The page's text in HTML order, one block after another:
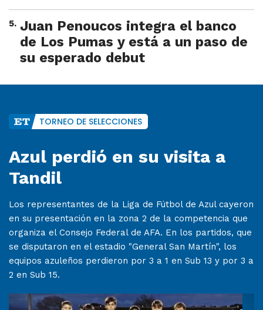
5. Juan Penoucos integra el banco
de Los Pumas y está a un paso de
su esperado debut
TORNEO DE SELECCIONES
Azul perdió en su visita a
Tandil
Los representantes de la Liga de Fútbol de Azul cayeron
en su presentación en la zona 2 de la competencia que
organiza el Consejo Federal de AFA. En los partidos, que
se disputaron en el estadio "General San Martín", los
equipos azuleños perdieron por 3 a 1 en Sub 13 y por 3 a
2 en Sub 15.